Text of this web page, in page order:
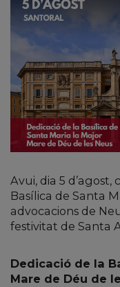
Avui, dia 5
Basílica de Santa
advocacions de
festivitat de Santa
Dedicació de la
Mare de Déu de